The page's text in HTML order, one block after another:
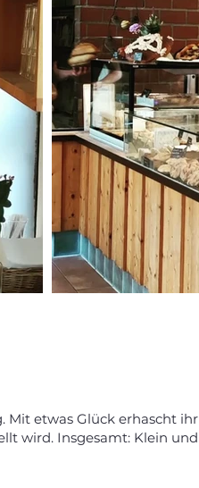
Mit etwas Glück erhascht ihr
wird. Insgesamt: Klein und